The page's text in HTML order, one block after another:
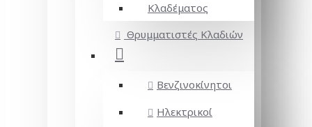
Κλαδέματος
Θρυμματιστές Κλαδιών
Βενζινοκίνητοι
Ηλεκτρικοί